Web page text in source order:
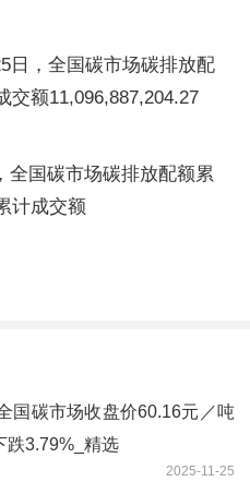
日，全国碳市场碳排放配
交额11,096,887,204.27
全国碳市场碳排放配额累
计成交额
国碳市场收盘价60.16元／吨
跌3.79%_精选
2025-11-25